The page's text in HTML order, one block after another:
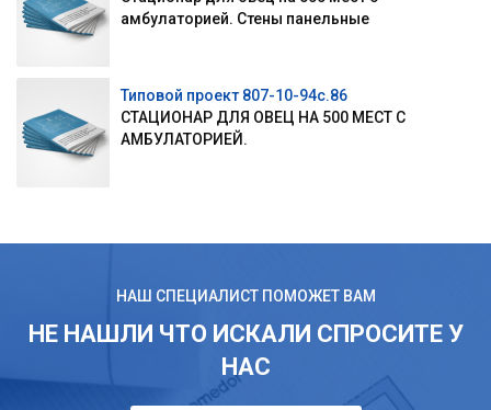
амбулаторией. Стены панельные
Типовой проект 807-10-94с.86
СТАЦИОНАР ДЛЯ ОВЕЦ НА 500 МЕСТ С
АМБУЛАТОРИЕЙ.
НАШ СПЕЦИАЛИСТ ПОМОЖЕТ ВАМ
НЕ НАШЛИ ЧТО ИСКАЛИ СПРОСИТЕ У
НАС